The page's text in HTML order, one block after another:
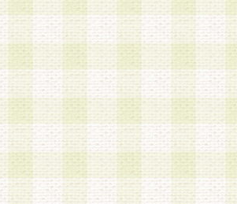
れている会員と同一のメールアドレ
と同様のサービスを提供している企
ていると思われる本人またはその家族
が不適切と判断する場合
員登録希望者を会員として承認する
会員登録希望者による会員登録手続
の場合であっても、会員登録の取り